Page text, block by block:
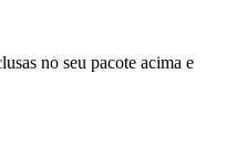
no seu pacote acima e